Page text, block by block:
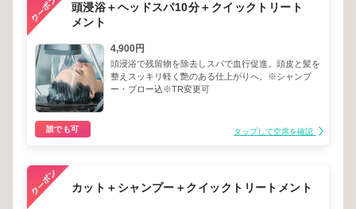
頭浸浴＋ヘッドスパ10分＋クイックトリート
メント
4,900円
頭浸浴で残留物を除去しスパで血行促進。頭皮と髪を
整えスッキリ軽く艶のある仕上がりへ。※シャンプ
ー・ブロー込※TR変更可
誰でも可 タップして空席を確認
カット＋シャンプー＋クイックトリートメント